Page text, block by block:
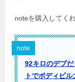
noteを購入してく
note
92キロのデブ
トでボディビ